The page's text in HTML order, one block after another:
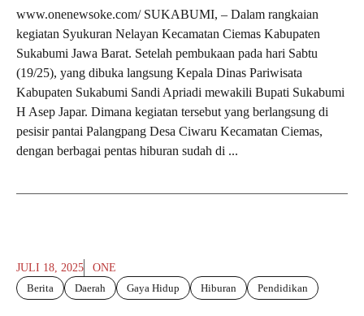
www.onenewsoke.com/ SUKABUMI, – Dalam rangkaian
kegiatan Syukuran Nelayan Kecamatan Ciemas Kabupaten
Sukabumi Jawa Barat. Setelah pembukaan pada hari Sabtu
(19/25), yang dibuka langsung Kepala Dinas Pariwisata
Kabupaten Sukabumi Sandi Apriadi mewakili Bupati Sukabumi
H Asep Japar. Dimana kegiatan tersebut yang berlangsung di
pesisir pantai Palangpang Desa Ciwaru Kecamatan Ciemas,
dengan berbagai pentas hiburan sudah di ...
JULI 18, 2025
ONE
Berita
Daerah Gaya Hidup Hiburan Pendidikan